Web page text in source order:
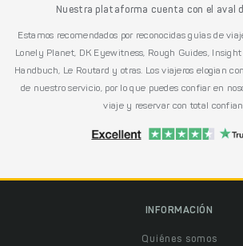
Nuestra plataforma cuenta con el aval
Estamos recomendados por reconocidas guías de
Lonely Planet, DK Eyewitness, Rough Guides,
Handbuch, Le Routard y otras. Los viajeros elogian
de nuestro servicio, por lo que puedes confiar en
viaje y reservar con total
INFORMACIÓN
Quiénes somos